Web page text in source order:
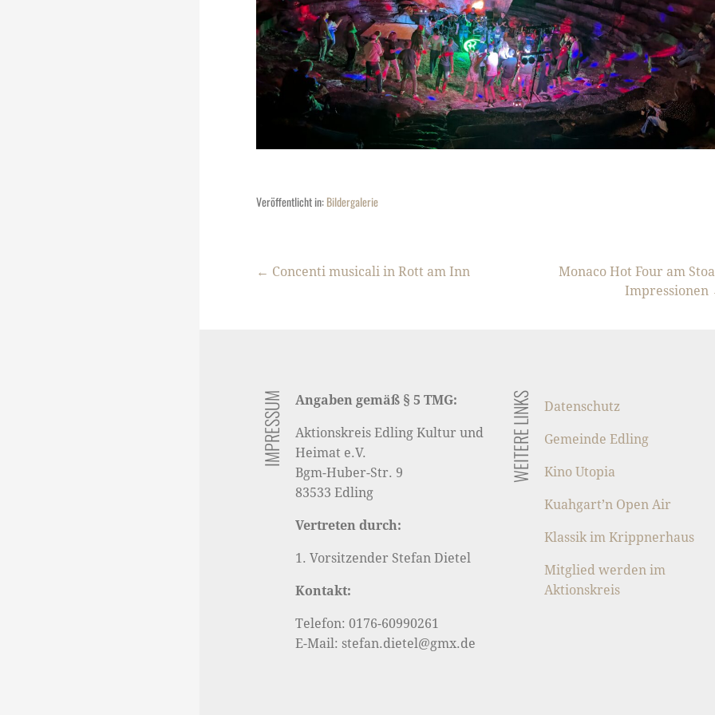
Veröffentlicht in:Bildergalerie
Beitragsnavigation
← Concenti musicali in Rott am Inn
Monaco Hot Four am
IMPRESSUM Angaben gemäß § 5 TMG:
Aktionskreis Edling Kultur und
Heimat e.V.
Bgm-Huber-Str. 9
83533 Edling
Vertreten durch:
1. Vorsitzender Stefan Dietel
Kontakt:
Telefon: 0176-60990261
E-Mail: stefan.dietel@gmx.de
WEITERE LINKS Datenschutz
Gemeinde Edling
Kino Utopia
Kuahgart’n Open Air
Klassik im Krippnerhaus
Mitglied werden im
Aktionskreis